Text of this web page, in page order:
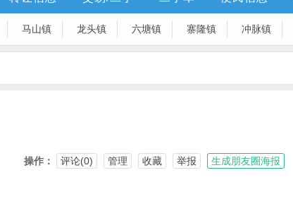
马山镇 龙头镇 六塘镇 寨隆镇 冲脉镇
操作： 评论(0) 管理 收藏 举报 生成朋友圈海报